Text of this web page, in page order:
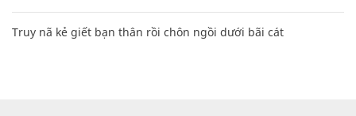
Truy nã kẻ giết bạn thân rồi chôn ngồi dưới bãi cát